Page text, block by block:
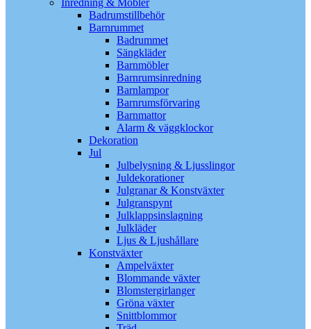
Inredning & Möbler
Badrumstillbehör
Barnrummet
Badrummet
Sängkläder
Barnmöbler
Barnrumsinredning
Barnlampor
Barnrumsförvaring
Barnmattor
Alarm & väggklockor
Dekoration
Jul
Julbelysning & Ljusslingor
Juldekorationer
Julgranar & Konstväxter
Julgranspynt
Julklappsinslagning
Julkläder
Ljus & Ljushållare
Konstväxter
Ampelväxter
Blommande växter
Blomstergirlanger
Gröna växter
Snittblommor